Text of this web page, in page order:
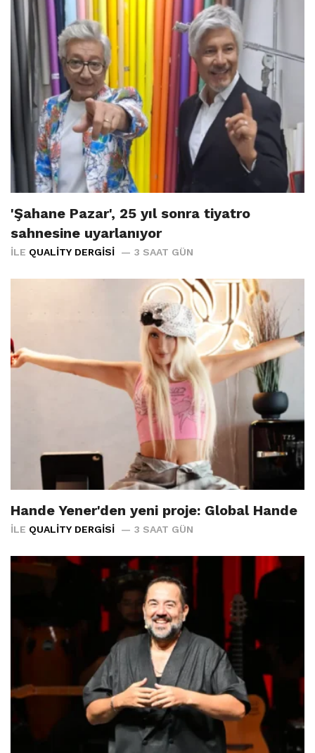
'Şahane Pazar', 25 yıl sonra tiyatro
sahnesine uyarlanıyor
İLE QUALITY DERGISI 3 SAAT GÜN
Hande Yener'den yeni proje: Global Hande
İLE QUALITY DERGISI 3 SAAT GÜN